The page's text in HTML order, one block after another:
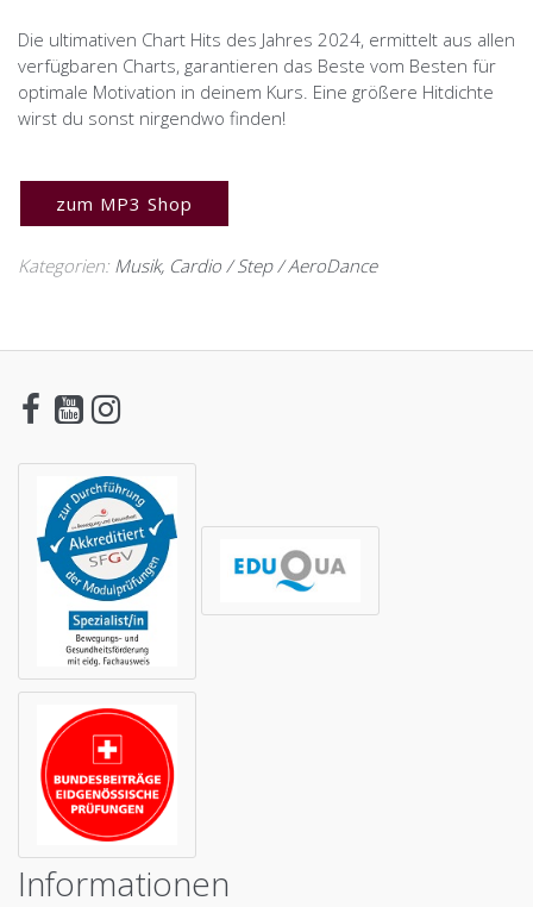
Die ultimativen Chart Hits des Jahres 2024, ermittelt aus allen
verfügbaren Charts, garantieren das Beste vom Besten für
optimale Motivation in deinem Kurs. Eine größere Hitdichte
wirst du sonst nirgendwo finden!
zum MP3 Shop
Kategorien: Musik, Cardio / Step / AeroDance
Informationen